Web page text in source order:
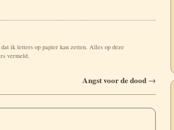
ik letters op papier kan zetten. Alles op deze
vermeld.
Angst voor de dood →